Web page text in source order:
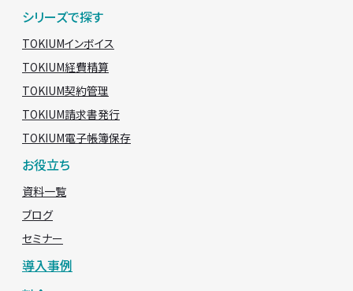
シリーズで探す
TOKIUMインボイス
TOKIUM経費精算
TOKIUM契約管理
TOKIUM請求書発行
TOKIUM電子帳簿保存
お役立ち
資料一覧
ブログ
セミナー
導入事例